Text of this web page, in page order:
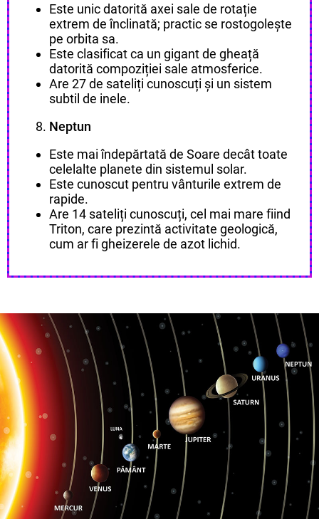
Este unic datorită axei sale de rotație
extrem de înclinată; practic se rostogolește
pe orbita sa.
Este clasificat ca un gigant de gheață
datorită compoziției sale atmosferice.
Are 27 de sateliți cunoscuți și un sistem
subtil de inele.
Neptun
Este mai îndepărtată de Soare decât toate
celelalte planete din sistemul solar.
Este cunoscut pentru vânturile extrem de
rapide.
Are 14 sateliți cunoscuți, cel mai mare fiind
Triton, care prezintă activitate geologică,
cum ar fi gheizerele de azot lichid.